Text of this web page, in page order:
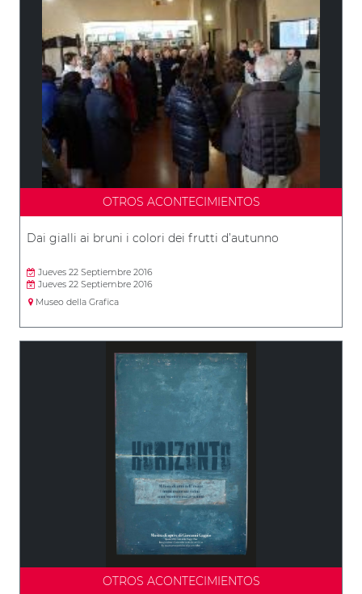
OTROS ACONTECIMIENTOS
Dai gialli ai bruni i colori dei frutti d’autunno
Jueves 22 Septiembre 2016
Jueves 22 Septiembre 2016
Museo della Grafica
OTROS ACONTECIMIENTOS